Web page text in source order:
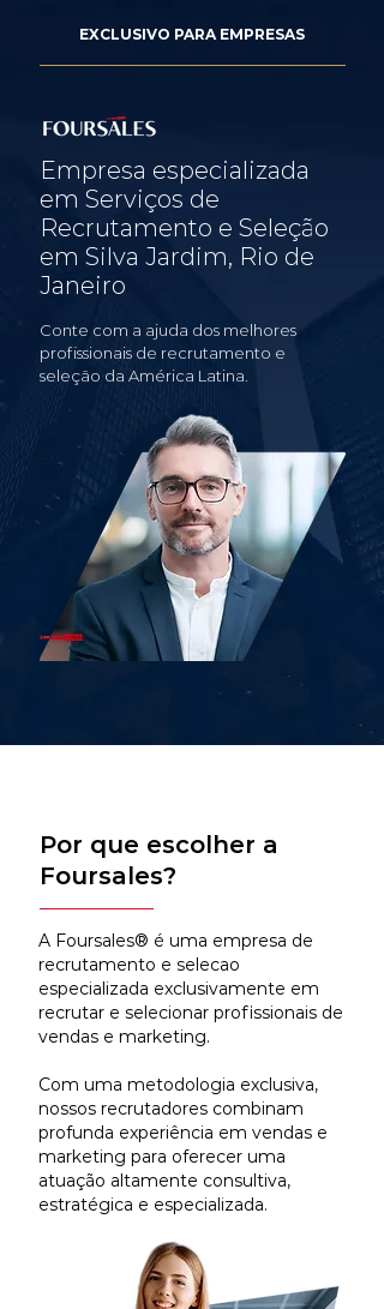
EXCLUSIVO PARA EMPRESAS
Empresa especializada
em Serviços de
Recrutamento e Seleção
em Silva Jardim, Rio de
Janeiro
Conte com a ajuda dos melhores
profissionais de recrutamento e
seleção da América Latina.
Por que escolher a
Foursales?
A Foursales® é uma empresa de
recrutamento e selecao
especializada exclusivamente em
recrutar e selecionar profissionais de
vendas e marketing.
Com uma metodologia exclusiva,
nossos recrutadores combinam
profunda experiência em vendas e
marketing para oferecer uma
atuação altamente consultiva,
estratégica e especializada.